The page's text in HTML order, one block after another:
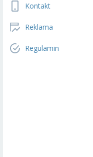
Kontakt
Reklama
Regulamin